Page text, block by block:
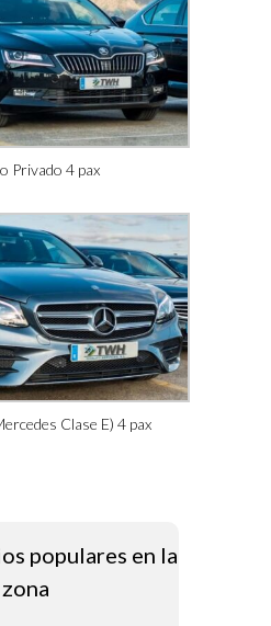
Privado 4 pax
Clase E) 4 pax
populares en la
zona